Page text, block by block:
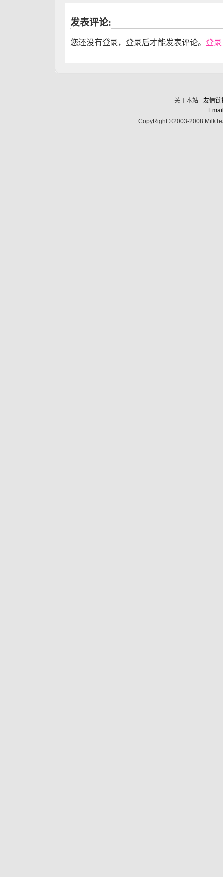
发表评论:
您还没有登录，登录后才能发表评论。 登录
关于本站 - 友情链
CopyRight ©2003-2008